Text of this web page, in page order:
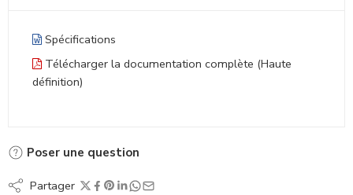
Spécifications
Télécharger la documentation complète (Haute
définition)
Poser une question
Partager